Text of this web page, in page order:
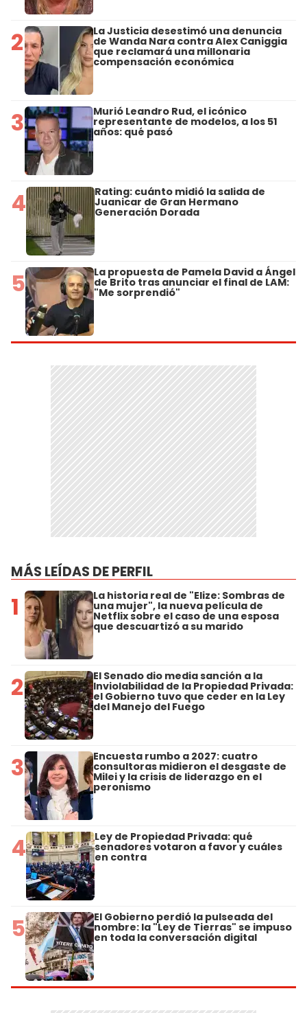
2 La Justicia desestimó una denuncia
de Wanda Nara contra Alex Caniggia
que reclamará una millonaria
compensación económica
3 Murió Leandro Rud, el icónico
representante de modelos, a los 51
años: qué pasó
4 Rating: cuánto midió la salida de
Juanicar de Gran Hermano
Generación Dorada
5 La propuesta de Pamela David a Ángel
de Brito tras anunciar el final de LAM:
"Me sorprendió"
MÁS LEÍDAS DE PERFIL
1 La historia real de "Elize: Sombras de
una mujer", la nueva película de
Netflix sobre el caso de una esposa
que descuartizó a su marido
2 El Senado dio media sanción a la
Inviolabilidad de la Propiedad Privada:
el Gobierno tuvo que ceder en la Ley
del Manejo del Fuego
3 Encuesta rumbo a 2027: cuatro
consultoras midieron el desgaste de
Milei y la crisis de liderazgo en el
peronismo
4 Ley de Propiedad Privada: qué
senadores votaron a favor y cuáles
en contra
5 El Gobierno perdió la pulseada del
nombre: la "Ley de Tierras" se impuso
en toda la conversación digital